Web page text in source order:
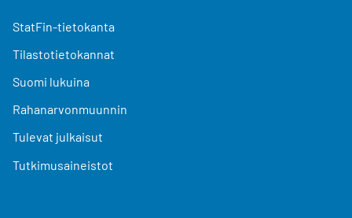
StatFin-tietokanta
Tilastotietokannat
Suomi lukuina
Rahanarvonmuunnin
Tulevat julkaisut
Tutkimusaineistot